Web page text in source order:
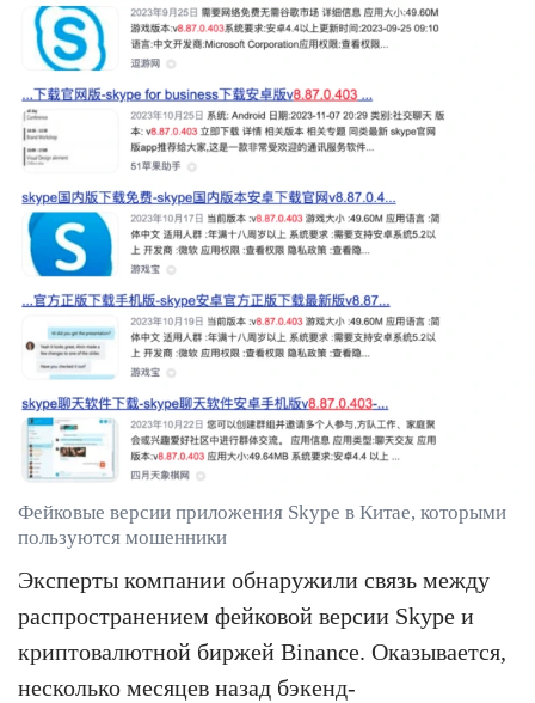
Фейковые версии приложения Skype в Китае, которыми
пользуются мошенники
Эксперты компании обнаружили связь между
распространением фейковой версии Skype и
криптовалютной биржей Binance. Оказывается,
несколько месяцев назад бэкенд-